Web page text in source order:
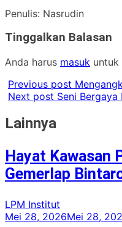
Penulis: Nasrudin
Tinggalkan Balasan
Anda harus masuk untuk
Previous post
Next post Seni Bergaya
Lainnya
Hayat Kawasan
Gemerlap
LPM Institut
Mei 28, 2026Mei 28,